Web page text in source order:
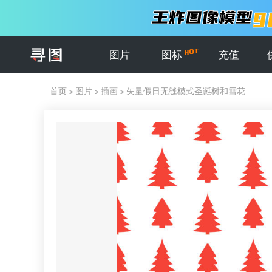
图片 图标 充值
首页 > 图片 > 插画 > 矢量假日无缝模式圣诞树和雪花